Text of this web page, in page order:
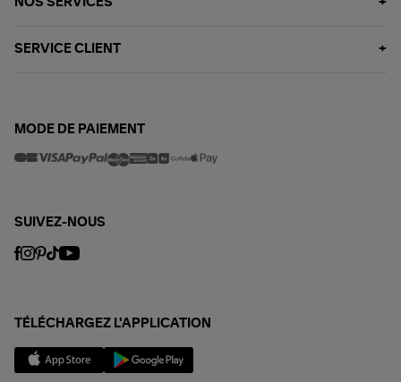
SERVICE CLIENT
MODE DE PAIEMENT
SUIVEZ-NOUS
TÉLÉCHARGEZ L'APPLICATION